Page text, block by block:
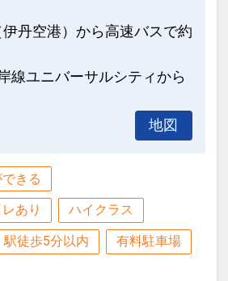
丹空港）から高速バスで約
線ユニバーサルシティから
地図
きる
あり ハイクラス
駅徒歩5分以内 有料駐車場